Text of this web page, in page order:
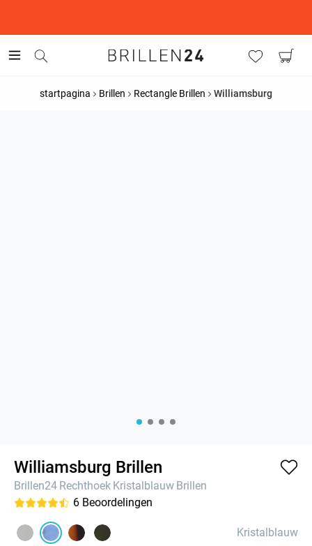
startpagina Brillen Rectangle Brillen Williamsburg
Williamsburg Brillen
Brillen24 Rechthoek Kristalblauw Brillen
6 Beoordelingen
Kristalblauw